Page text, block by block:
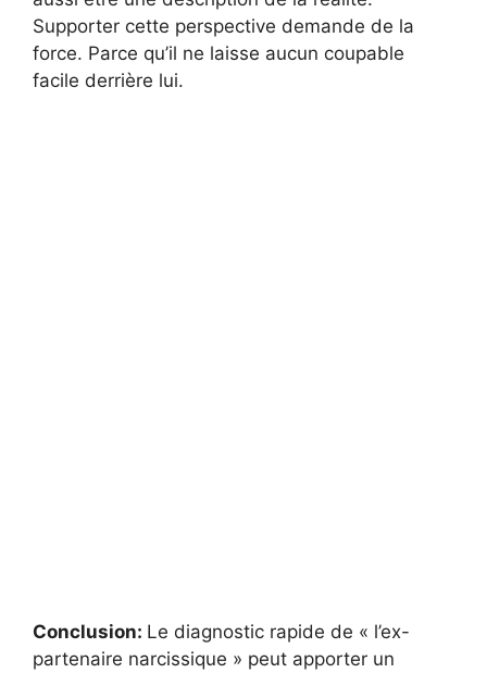
Supporter cette perspective demande de la
force. Parce qu’il ne laisse aucun coupable
facile derrière lui.
Conclusion: Le diagnostic rapide de « l’ex-
partenaire narcissique » peut apporter un